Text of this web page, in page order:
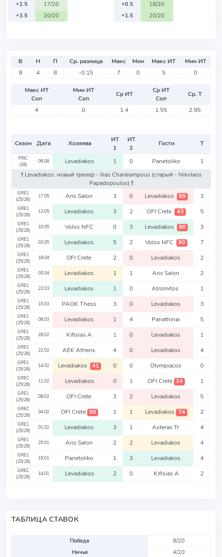
+2.5
17/20
+3.5
20/20
+0.5
18/20
+1.5
20/20
В Н П Ср. разница Макс Мин Макс ИТ
Мин ИТ
8
4 8 -0.15 7 0 5 0
Макс ИТ
Соп
Мин ИТ
Соп
Ср ИТ
Ср ИТ
Соп
Ср. Т
4
0 1.4 1.55 2.95
Сезон Дата Хозяева
ИТ
1
ИТ
2
Гости Т
FRIC
(26)
06.08 Levadiakos 1 0 Panetoliko
1
❗️ Levadiakos: новый тренер - Ilias Charalampous (старый - Nikolaos
Papadopoulos) ❗️
GRE1
(25/26)
17.05 Aris Salon 3 0 Levadiakos 89 3
GRE1
(25/26)
13.05 Levadiakos 3 2 OFI Crete 43 5
GRE1
(25/26)
10.05 Volos NFC 0 3 Levadiakos 90 3
GRE1
(25/26)
03.05 Levadiakos 5 2 Volos NFC 90 7
GRE1
(25/26)
18.04 OFI Crete 2 0 Levadiakos 2
GRE1
(25/26)
05.04 Levadiakos 1 1 Aris Salon 2
GRE1
(25/26)
22.03 Levadiakos 1 0 Atromitos 1
GRE1
(25/26)
15.03 PAOK Thess 3 0 Levadiakos 3
GRE1
(25/26)
08.03 Levadiakos 1 4 Panathinai 5
GRE1
(25/26)
28.02 Kifisias A 1 0 Levadiakos 1
GRE1
(25/26)
22.02 AEK Athens 4 0 Levadiakos 4
GRE1
(25/26)
14.02 Levadiakos 41 0 0 Olympiacos 0
GREC
(25/26)
11.02 Levadiakos 0 1 OFI Crete 34 1
GRE1
(25/26)
08.02 OFI Crete 3 2 Levadiakos 5
GREC
(25/26)
04.02 OFI Crete 90 1 1 Levadiakos 74 2
GRE1
(25/26)
01.02 Levadiakos 3 1 Asteras Tr 4
GRE1
(25/26)
25.01 Aris Salon 2 2 Levadiakos 4
GRE1
(25/26)
19.01 Panetoliko 1 3 Levadiakos 4
GREC
(25/26)
14.01 Levadiakos 2 0 Kifisias A 2
ТАБЛИЦА СТАВОК
Победа
8/20
Ничья
4/20